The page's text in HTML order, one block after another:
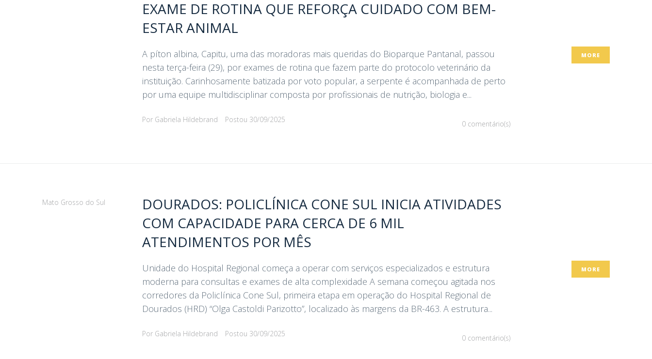
EXAME DE ROTINA QUE REFORÇA CUIDADO COM BEM-
ESTAR ANIMAL
A píton albina, Capitu, uma das moradoras mais queridas do Bioparque Pantanal, passou
nesta terça-feira (29), por exames de rotina que fazem parte do protocolo veterinário da
instituição. Carinhosamente batizada por voto popular, a serpente é acompanhada de perto
por uma equipe multidisciplinar composta por profissionais de nutrição, biologia e...
Por Gabriela Hildebrand Postou 30/09/2025 0 comentário(s)
MORE
Mato Grosso do Sul
DOURADOS: POLICLÍNICA CONE SUL INICIA ATIVIDADES
COM CAPACIDADE PARA CERCA DE 6 MIL
ATENDIMENTOS POR MÊS
Unidade do Hospital Regional começa a operar com serviços especializados e estrutura
moderna para consultas e exames de alta complexidade A semana começou agitada nos
corredores da Policlínica Cone Sul, primeira etapa em operação do Hospital Regional de
Dourados (HRD) “Olga Castoldi Parizotto”, localizado às margens da BR-463. A estrutura...
Por Gabriela Hildebrand Postou 30/09/2025 0 comentário(s)
MORE